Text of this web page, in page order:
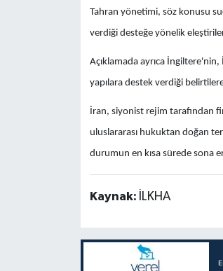
Tahran yönetimi, söz konusu
verdiği desteğe yönelik
Açıklamada ayrıca İngiltere'nin,
yapılara destek verdiği
İran, siyonist rejim tarafından
uluslararası hukuktan doğan
durumun en kısa sürede sona
Kaynak: İLKHA